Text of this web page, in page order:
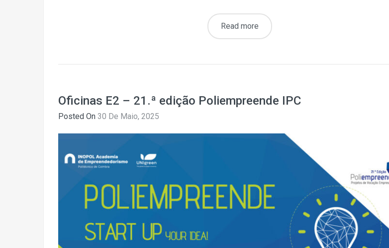
Read more
Oficinas E2 – 21.ª edição Poliempreende IPC
Posted On 30 De Maio, 2025